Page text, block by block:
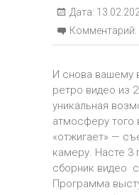
Дата:
Комментарий:
И снова вашему
ретро видео из
уникальная
атмосферу
«отжигает» —
камеру. Насте 3
сборник видео
Программа